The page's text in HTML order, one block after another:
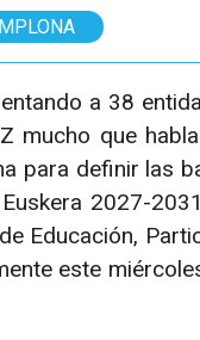
a 38
mucho que
para definir las
2027-
Educación,
este